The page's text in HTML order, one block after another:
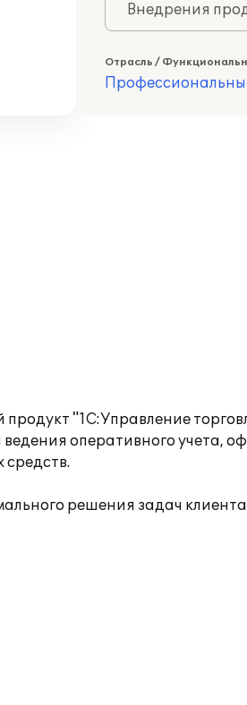
Внедрения
Отрасль /
"1С:Управление
оперативного учета,
средств.
решения задач